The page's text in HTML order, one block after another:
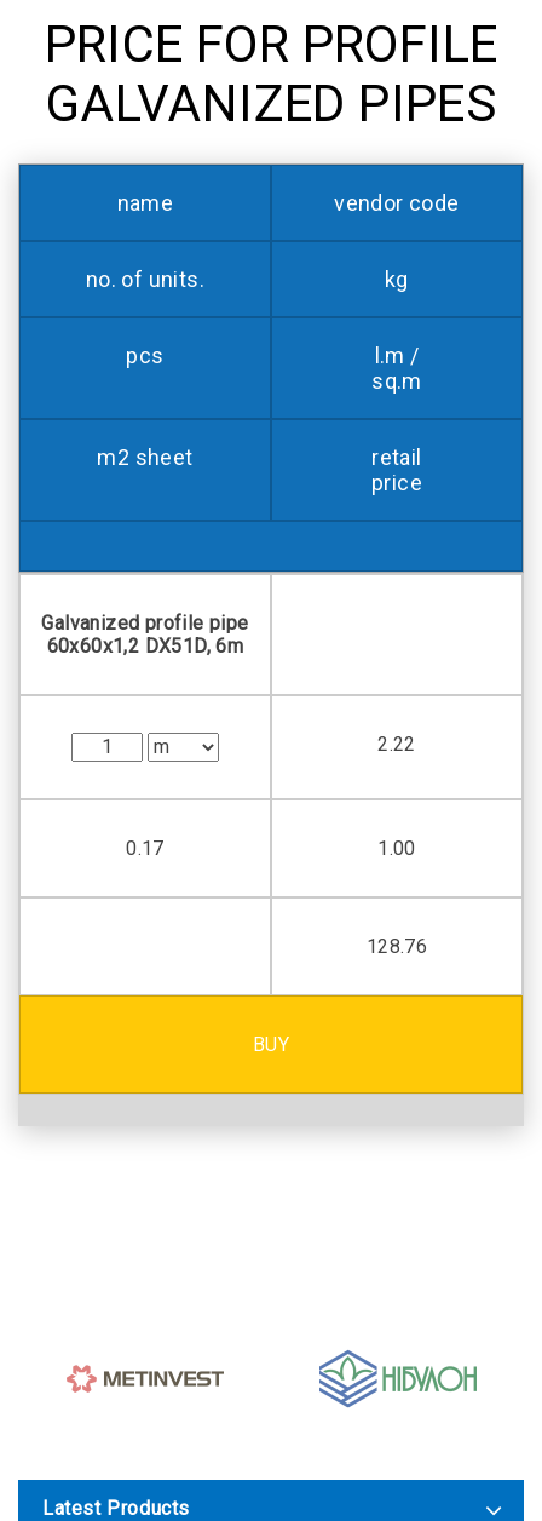
PRICE FOR PROFILE
GALVANIZED PIPES
name vendor code
no. of units. kg
pcs
l.m /
sq.m
m2 sheet
retail
price
Galvanized profile pipe
60x60x1,2 DX51D, 6m
2.22
0.17 1.00
128.76
BUY
Latest Products